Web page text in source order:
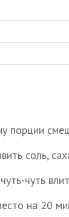
порции
соль,
чуть
на 20